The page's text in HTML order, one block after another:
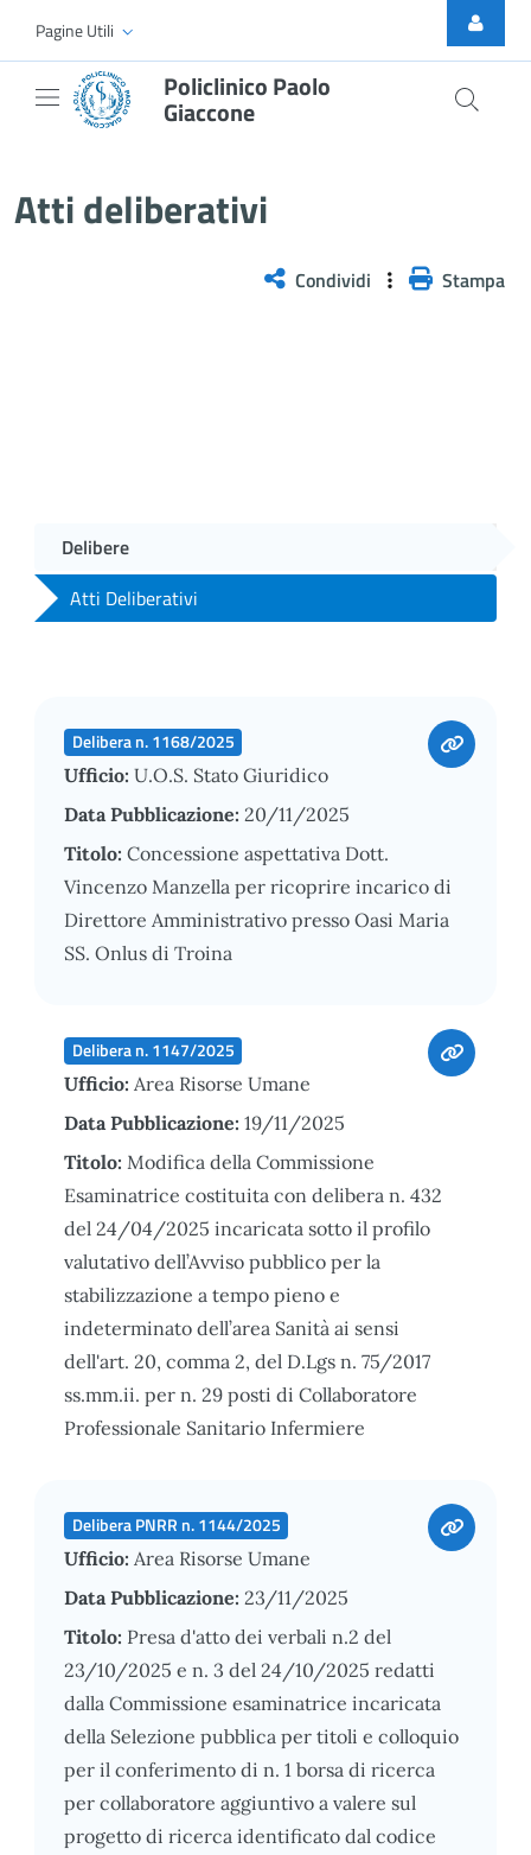
Skip to Main Content
Pagine Utili
Policlinico Paolo
Giaccone
Atti deliberativi
Condividi Stampa
Delibere
Atti Deliberativi
Delibera n. 1168/2025
Ufficio: U.O.S. Stato Giuridico
Data Pubblicazione: 20/11/2025
Titolo: Concessione aspettativa Dott.
Vincenzo Manzella per ricoprire incarico di
Direttore Amministrativo presso Oasi Maria
SS. Onlus di Troina
Delibera n. 1147/2025
Ufficio: Area Risorse Umane
Data Pubblicazione: 19/11/2025
Titolo: Modifica della Commissione
Esaminatrice costituita con delibera n. 432
del 24/04/2025 incaricata sotto il profilo
valutativo dell’Avviso pubblico per la
stabilizzazione a tempo pieno e
indeterminato dell’area Sanità ai sensi
dell'art. 20, comma 2, del D.Lgs n. 75/2017
ss.mm.ii. per n. 29 posti di Collaboratore
Professionale Sanitario Infermiere
Delibera PNRR n. 1144/2025
Ufficio: Area Risorse Umane
Data Pubblicazione: 23/11/2025
Titolo: Presa d'atto dei verbali n.2 del
23/10/2025 e n. 3 del 24/10/2025 redatti
dalla Commissione esaminatrice incaricata
della Selezione pubblica per titoli e colloquio
per il conferimento di n. 1 borsa di ricerca
per collaboratore aggiuntivo a valere sul
progetto di ricerca identificato dal codice